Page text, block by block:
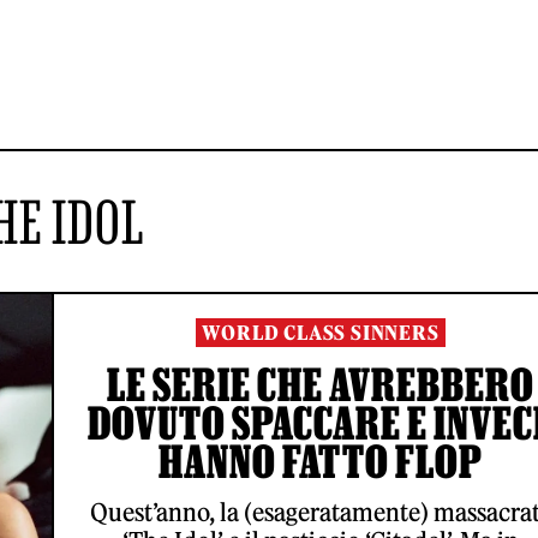
IDOL
WORLD CLASS SINNERS
LE SERIE CHE AVREBBERO
DOVUTO SPACCARE E
HANNO FATTO FLOP
Quest’anno, la (esageratamente)